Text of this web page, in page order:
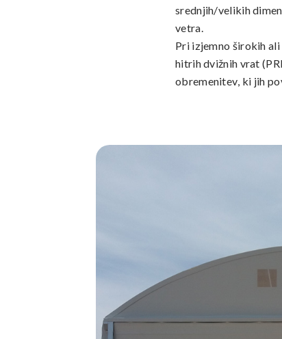
srednjih/velikih
vetra.
Pri izjemno širokih
hitrih dvižnih vrat
obremenitev, ki jih